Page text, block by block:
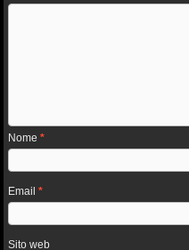
Nome*
Email*
Sito web